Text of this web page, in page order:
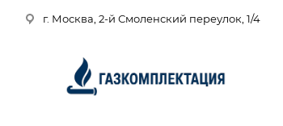
г. Москва, 2-й Смоленский переулок, 1/4